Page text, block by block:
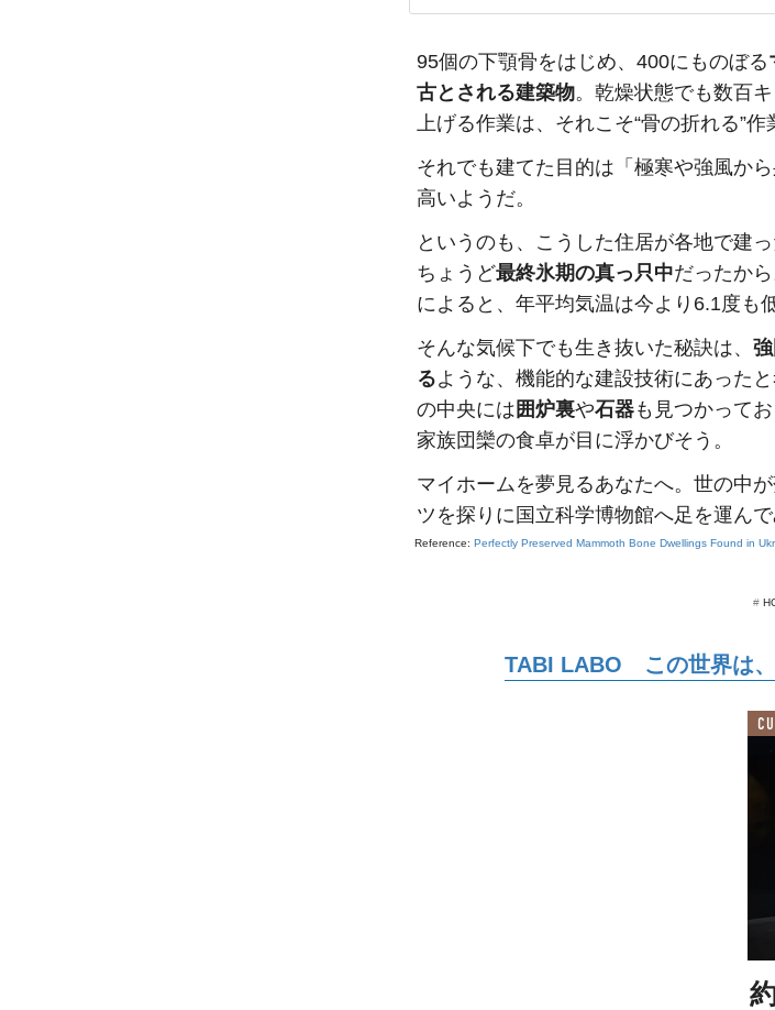
95個の下顎骨をはじめ、400にものぼる
古とされる建築物。乾燥状態でも数百
上げる作業は、それこそ“骨の折れる”作
それでも建てた目的は「極寒や強風か
高いようだ。
というのも、こうした住居が各地で建
ちょうど最終氷期の真っ只中だったか
によると、年平均気温は今より6.1度も
そんな気候下でも生き抜いた秘訣は、
るような、機能的な建設技術にあった
の中央には 囲炉裏や石器も見つかって
家族団欒の食卓が目に浮かびそう。
マイホームを夢見るあなたへ。世の中
ツを探りに国立科学博物館へ足を運ん
Reference: Perfectly Preserved Mammoth Bone Dwellings Found in
#
TABI LABO この世界は、